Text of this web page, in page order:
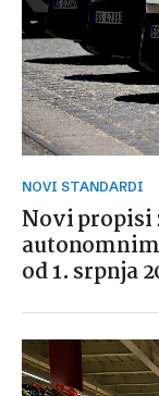
NOVI STANDARDI
Novi propisi
od 1. srpnja